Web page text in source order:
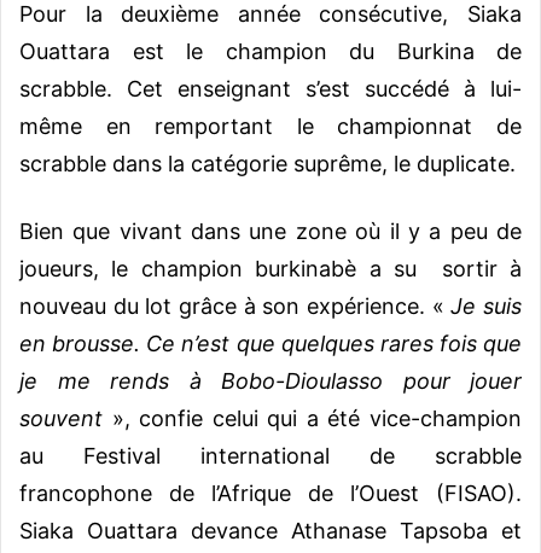
Pour la deuxième année consécutive, Siaka
Ouattara est le champion du Burkina de
scrabble. Cet enseignant s’est succédé à lui-
même en remportant le championnat de
scrabble dans la catégorie suprême, le duplicate.
Bien que vivant dans une zone où il y a peu de
joueurs, le champion burkinabè a su sortir à
nouveau du lot grâce à son expérience. «Je suis
en brousse. Ce n’est que quelques rares fois que
je me rends à Bobo-Dioulasso pour jouer
souvent », confie celui qui a été vice-champion
au Festival international de scrabble
francophone de l’Afrique de l’Ouest (FISAO).
Siaka Ouattara devance Athanase Tapsoba et